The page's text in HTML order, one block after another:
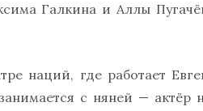
Галкина и Аллы
наций, где работает
с няней — актёр